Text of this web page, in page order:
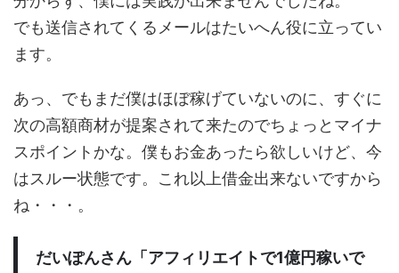
でも送信されてくるメールはたいへん役に立ってい
ます。
あっ、でもまだ僕はほぼ稼げていないのに、すぐに
次の高額商材が提案されて来たのでちょっとマイナ
スポイントかな。僕もお金あったら欲しいけど、今
はスルー状態です。これ以上借金出来ないですから
ね・・・。
だいぽんさん「アフィリエイトで1億円稼いで